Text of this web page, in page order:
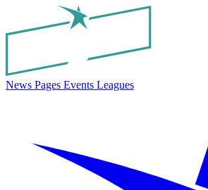
News Pages Events Leagues